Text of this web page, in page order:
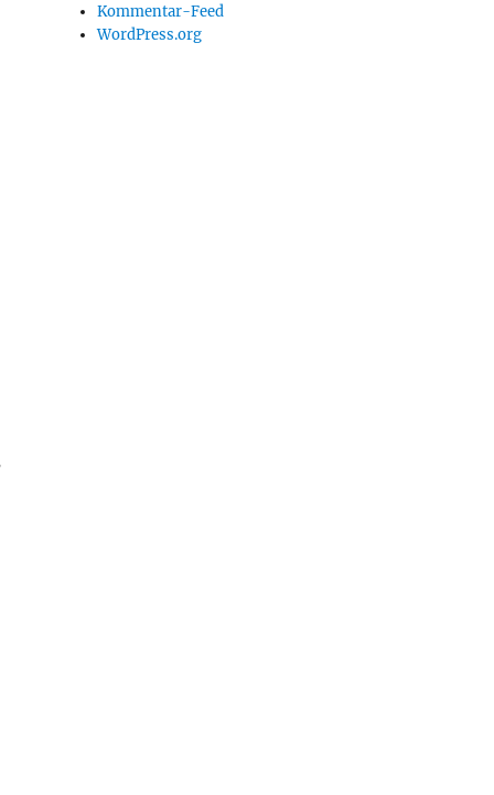
Kommentar-Feed
WordPress.org